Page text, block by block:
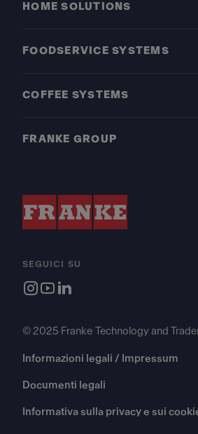
HOME SOLUTIONS
FOODSERVICE SYSTEMS
COFFEE SYSTEMS
FRANKE GROUP
SEGUICI SU
© 2025 Franke Technology and
Informazioni legali / Impressum
Documenti legali
Informativa sulla privacy e sui